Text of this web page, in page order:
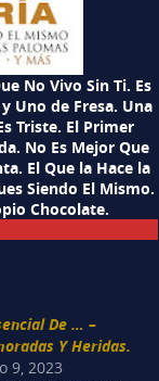
No Vivo Sin Ti. Es
Uno de Fresa. Una
Triste. El Primer
No Es Mejor Que
El Que la Hace la
Siendo El Mismo.
Chocolate.
De … –
Y Heridas.
9, 2023